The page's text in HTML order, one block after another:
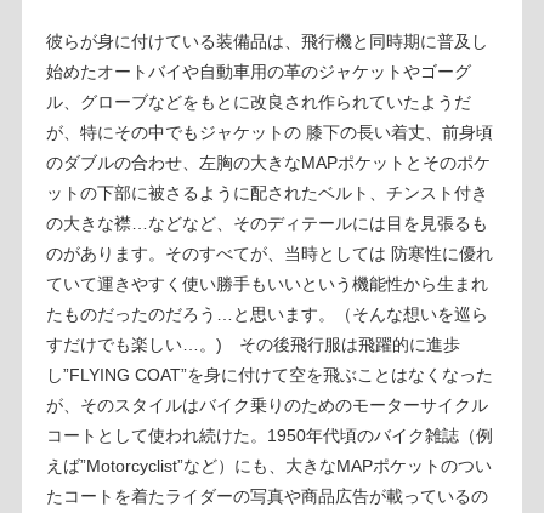
彼らが身に付けている装備品は、飛行機と同時期に普及し
始めたオートバイや自動車用の革のジャケットやゴーグ
ル、グローブなどをもとに改良され作られていたようだ
が、特にその中でもジャケットの 膝下の長い着丈、前身頃
のダブルの合わせ、左胸の大きなMAPポケットとそのポケ
ットの下部に被さるように配されたベルト、チンスト付き
の大きな襟…などなど、そのディテールには目を見張るも
のがあります。そのすべてが、当時としては 防寒性に優れ
ていて運きやすく使い勝手もいいという機能性から生まれ
たものだったのだろう…と思います。（そんな想いを巡ら
すだけでも楽しい…。) その後飛行服は飛躍的に進歩
し”FLYING COAT”を身に付けて空を飛ぶことはなくなった
が、そのスタイルはバイク乗りのためのモーターサイクル
コートとして使われ続けた。1950年代頃のバイク雑誌（例
えば”Motorcyclist”など）にも、大きなMAPポケットのつい
たコートを着たライダーの写真や商品広告が載っているの